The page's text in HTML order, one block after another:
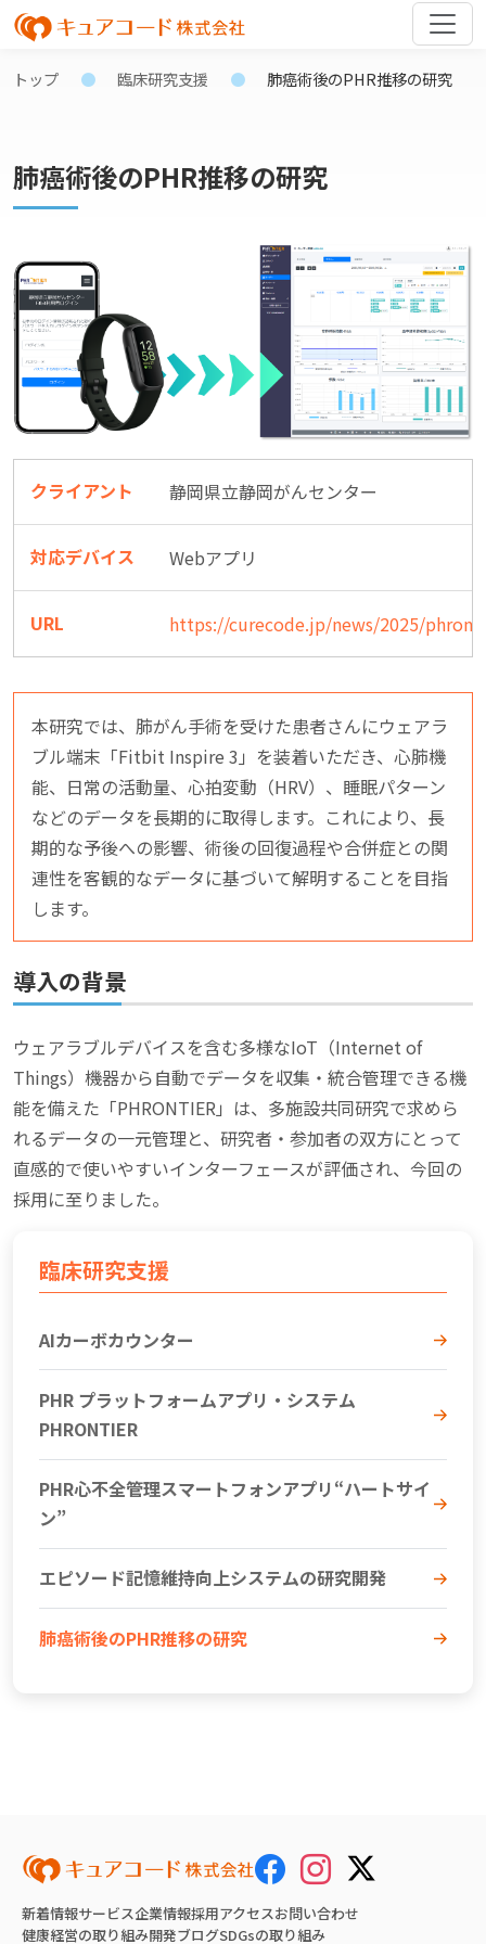
トップ 臨床研究支援 肺癌術後のPHR推移の研究
臨床研究支援
AIカーボカウンター
PHR プラットフォームアプリ・システム
PHRONTIER
PHR心不全管理スマートフォンアプリ“ハートサイ
ン”
エピソード記憶維持向上システムの研究開発
肺癌術後のPHR推移の研究
肺癌術後のPHR推移の研究
クライアント 静岡県立静岡がんセンター
対応デバイス Webアプリ
URL https://curecode.jp/news/2025/
本研究では、肺がん手術を受けた患者さんにウェアラ
ブル端末「Fitbit Inspire 3」を装着いただき、心肺機
能、日常の活動量、心拍変動（HRV）、睡眠パターン
などのデータを長期的に取得します。これにより、長
期的な予後への影響、術後の回復過程や合併症との関
連性を客観的なデータに基づいて解明することを目指
します。
導入の背景
ウェアラブルデバイスを含む多様なIoT（Internet of
Things）機器から自動でデータを収集・統合管理できる機
能を備えた「PHRONTIER」は、多施設共同研究で求めら
れるデータの一元管理と、研究者・参加者の双方にとって
直感的で使いやすいインターフェースが評価され、今回の
採用に至りました。
新着情報サービス企業情報採用アクセスお問い合わせ
健康経営の取り組み開発ブログSDGsの取り組み